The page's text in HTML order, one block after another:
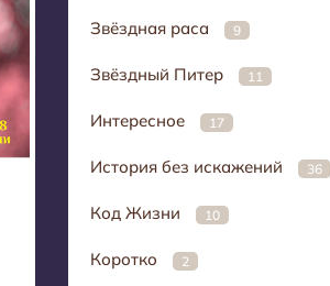
Звёздная раса 9
Звёздный Питер 11
Интересное 17
История без искажений 36
Код Жизни 10
Коротко 2